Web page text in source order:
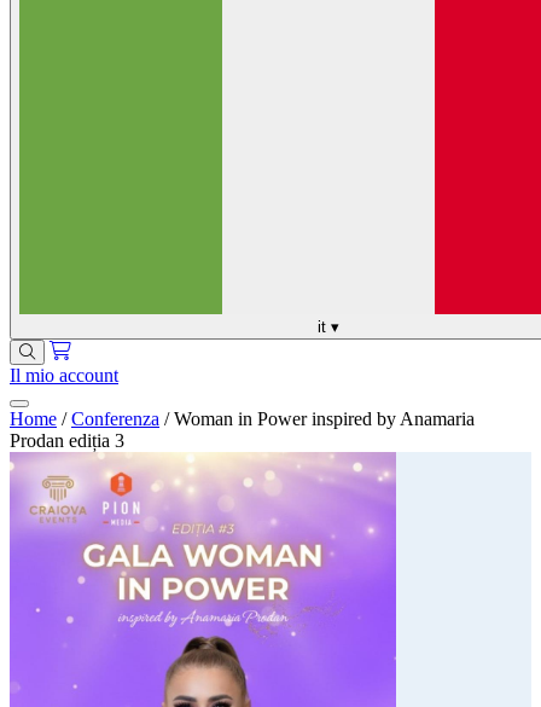
it ▾
Il mio account
Home / Conferenza / Woman in Power inspired by Anamaria
Prodan ediția 3